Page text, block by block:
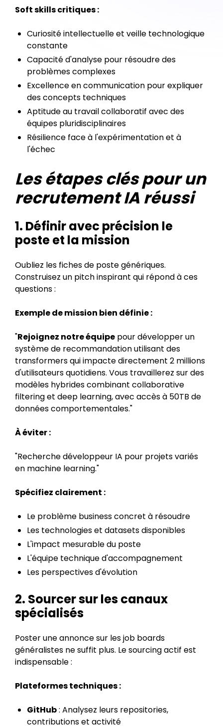
Soft skills critiques :
Curiosité intellectuelle et veille technologique
constante
Capacité d'analyse pour résoudre des
problèmes complexes
Excellence en communication pour expliquer
des concepts techniques
Aptitude au travail collaboratif avec des
équipes pluridisciplinaires
Résilience face à l'expérimentation et à
l'échec
Les étapes clés pour un
recrutement IA réussi
1. Définir avec précision le
poste et la mission
Oubliez les fiches de poste génériques.
Construisez un pitch inspirant qui répond à ces
questions :
Exemple de mission bien définie :
"Rejoignez notre équipe pour développer un
système de recommandation utilisant des
transformers qui impacte directement 2 millions
d'utilisateurs quotidiens. Vous travaillerez sur des
modèles hybrides combinant collaborative
filtering et deep learning, avec accès à 50TB de
données comportementales."
À éviter :
"Recherche développeur IA pour projets variés
en machine learning."
Spécifiez clairement :
Le problème business concret à résoudre
Les technologies et datasets disponibles
L'impact mesurable du poste
L'équipe technique d'accompagnement
Les perspectives d'évolution
2. Sourcer sur les canaux
spécialisés
Poster une annonce sur les job boards
généralistes ne suffit plus. Le sourcing actif est
indispensable :
Plateformes techniques :
GitHub: Analysez leurs repositories,
contributions et activité